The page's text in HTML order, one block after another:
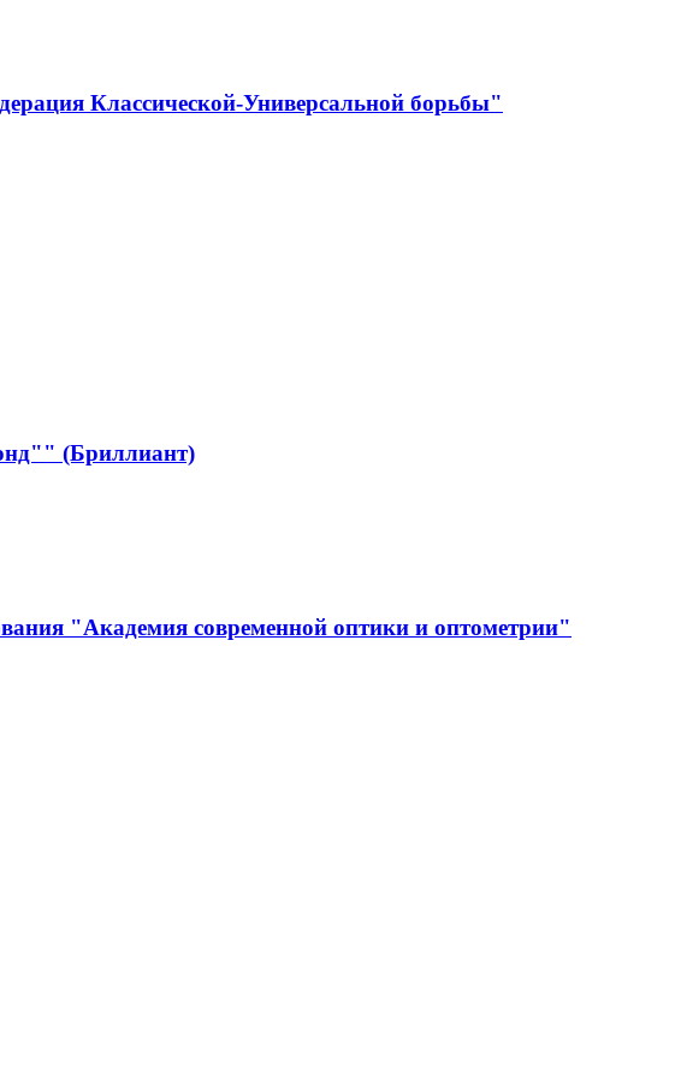
Классической-Универсальной борьбы"
(Бриллиант)
"Академия современной оптики и оптометрии"